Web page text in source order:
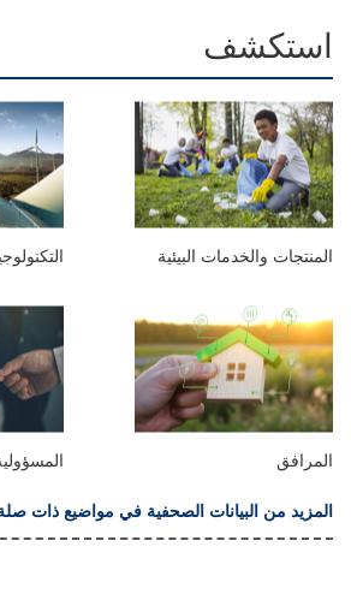
استكشف
المنتجات والخدمات البيئية
المرافق
المزيد من البيانات الصحفية في مواضيع ذات